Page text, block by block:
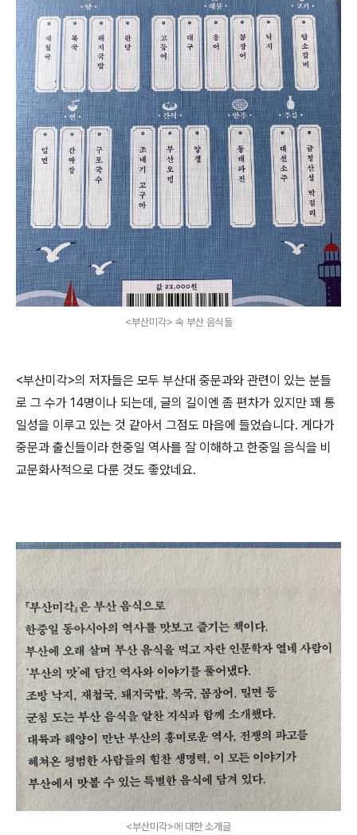
<부산미각> 속 부산 음식들
<부산미각>의 저자들은 모두 부산대 중문과와 관련이 있는 분들
로 그 수가 14명이나 되는데, 글의 길이엔 좀 편차가 있지만 꽤 통
일성을 이루고 있는 것 같아서 그점도 마음에 들었습니다. 게다가
중문과 출신들이라 한중일 역사를 잘 이해하고 한중일 음식을 비
교문화사적으로 다룬 것도 좋았네요.
<부산미각>에 대한 소개글